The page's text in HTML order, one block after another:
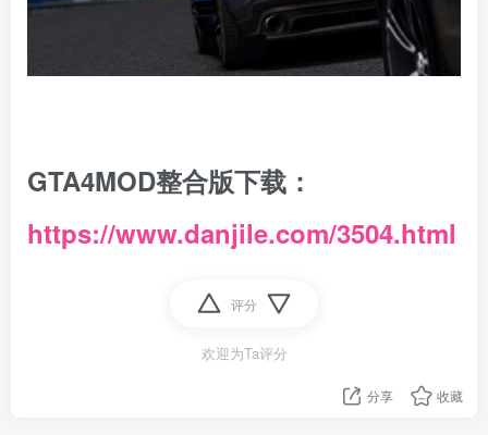
GTA4MOD整合版下载：
https://www.danjile.com/3504.html
评分
欢迎为Ta评分
分享 收藏